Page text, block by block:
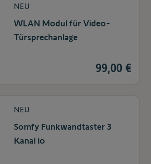
NEU
WLAN Modul für Video-
Türsprechanlage
99,00 €
NEU
Somfy Funkwandtaster 3
Kanal io